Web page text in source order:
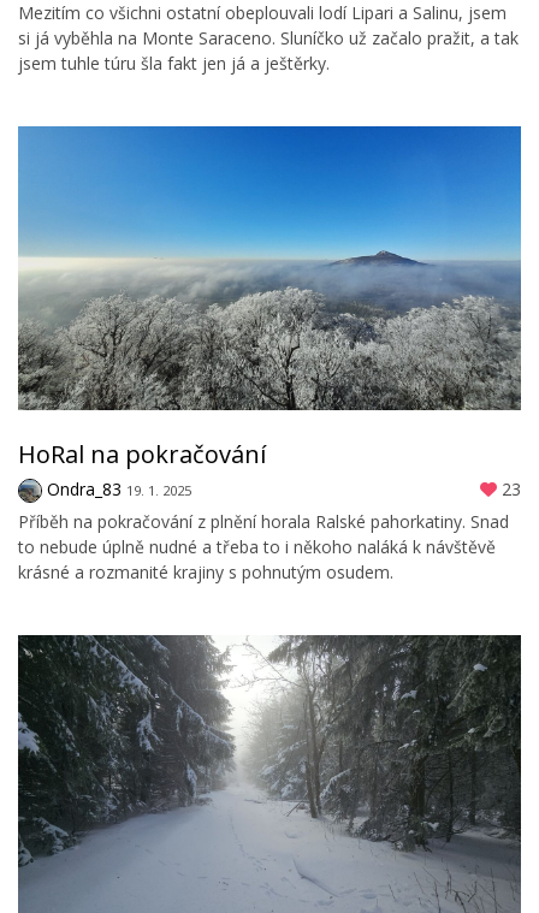
Mezitím co všichni ostatní obeplouvali lodí Lipari a Salinu, jsem
si já vyběhla na Monte Saraceno. Sluníčko už začalo pražit, a tak
jsem tuhle túru šla fakt jen já a ještěrky.
HoRal na pokračování
Ondra_83 19. 1. 2025
23
Příběh na pokračování z plnění horala Ralské pahorkatiny. Snad
to nebude úplně nudné a třeba to i někoho naláká k návštěvě
krásné a rozmanité krajiny s pohnutým osudem.